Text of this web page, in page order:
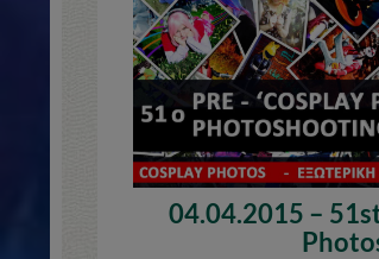
04.04.2015 –